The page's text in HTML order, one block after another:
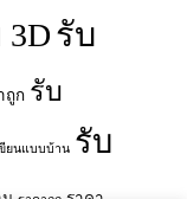
รับ
ถูก รับ
ยนแบบบ้าน รับ